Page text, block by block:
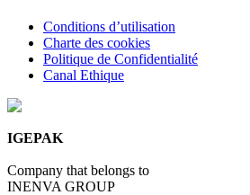
Conditions d’utilisation
Charte des cookies
Politique de Confidentialité
Canal Ethique
IGEPAK
Company that belongs to
INENVA GROUP